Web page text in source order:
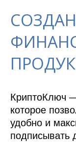
КриптоКлюч
которое
удобно и
подписывать